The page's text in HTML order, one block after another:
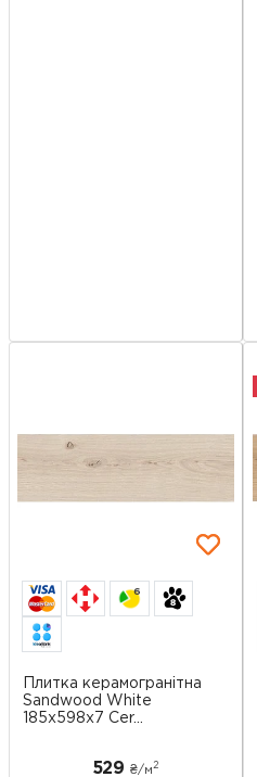
6
Плитка керамогранітна
Sandwood White
185x598x7 Cer...
529 ₴/м 2